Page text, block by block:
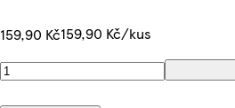
159,90 Kč159,90 Kč/kus